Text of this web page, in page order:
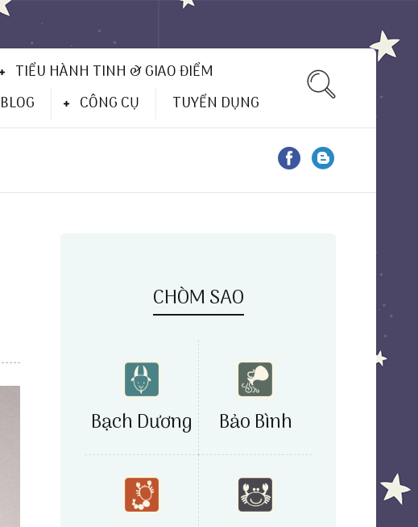
TIỂU HÀNH TINH & GIAO ĐIỂM
BLOG CÔNG CỤ TUYỂN DỤNG
CHÒM SAO
Bạch Dương Bảo Bình